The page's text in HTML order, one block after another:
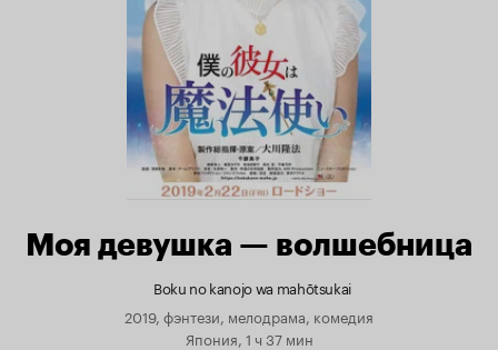
Моя девушка — волшебница
Boku no kanojo wa mahōtsukai
2019, фэнтези, мелодрама, комедия
Япония, 1 ч 37 мин